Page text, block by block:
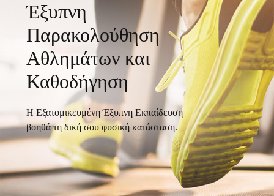
Έξυπνη
Παρακολούθηση
Αθλημάτων και
Καθοδήγηση
Η Eξατομικευμένη Έξυπνη Εκπαίδευση
βοηθά τη δική σου φυσική κατάσταση.